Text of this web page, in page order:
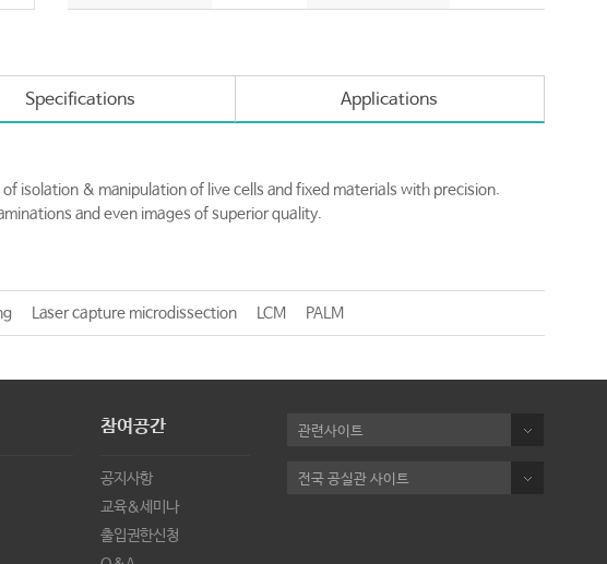
Specifications Applications
isolation & manipulation of live cells and fixed materials with precision.
and even images of superior quality.
Laser capture microdissection LCM PALM
참여공간
공지사항
교육&세미나
출입권한신청
관련사이트
전국 공실관 사이트